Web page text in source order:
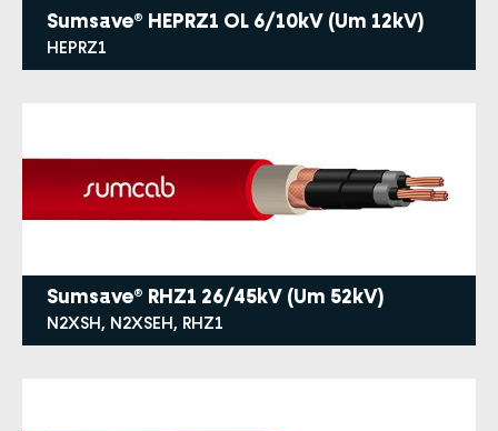
Sumsave® HEPRZ1 OL 6/10kV (Um 12kV)
HEPRZ1
Sumsave® RHZ1 26/45kV (Um 52kV)
N2XSH, N2XSEH, RHZ1